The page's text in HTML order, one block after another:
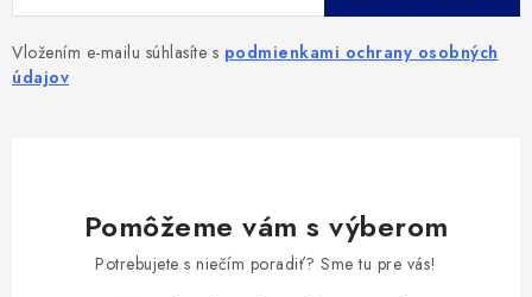
Vložením e-mailu súhlasíte s podmienkami ochrany osobných
údajov
Pomôžeme vám s výberom
Potrebujete s niečím poradiť? Sme tu pre vás!